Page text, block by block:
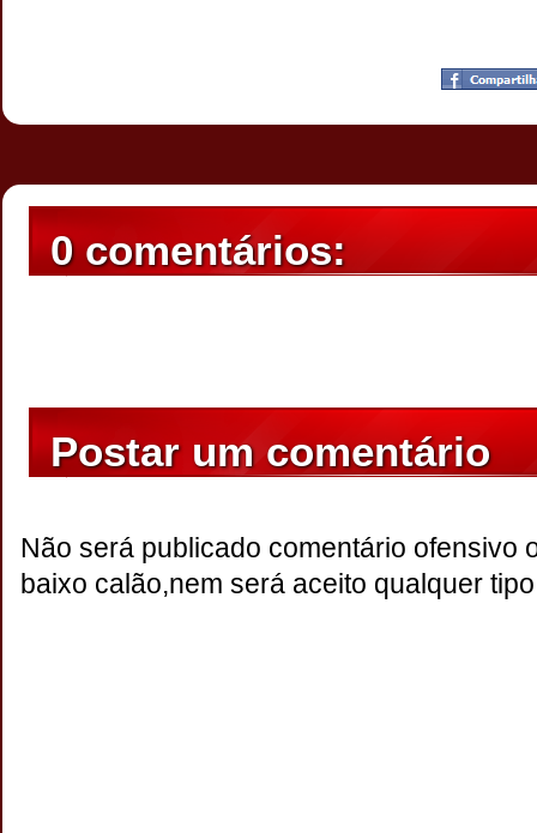
00:52
0 comentários:
Postar um comentário
Não será publicado comentário ofensivo
baixo calão,nem será aceito qualquer